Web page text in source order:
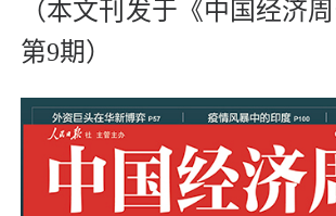
（本文刊发于《中国经济
第9期）